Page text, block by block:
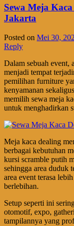
Sewa Meja
Jakarta
Posted on Mei 30,
Reply
Dalam sebuah event,
menjadi tempat
pemilihan furniture
kenyamanan
memilih sewa meja
untuk menghadirkan
Meja kaca dealing
berbagai kebutuhan
kursi scramble putih
sehingga area duduk
area event terasa
berlebihan.
Setup seperti ini
otomotif, expo,
tampilannya yang